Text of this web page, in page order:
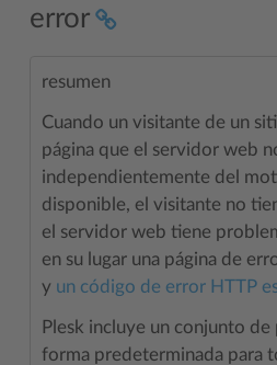
error
resumen
Cuando un visitante de un
página que el servidor web
independientemente del
disponible, el visitante no
el servidor web tiene
en su lugar una página de
y un código de error HTTP
Plesk incluye un conjunto de
forma predeterminada para